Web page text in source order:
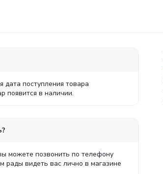
поступления товара
появится в наличии.
можете позвонить по телефону
рады видеть вас лично в магазине